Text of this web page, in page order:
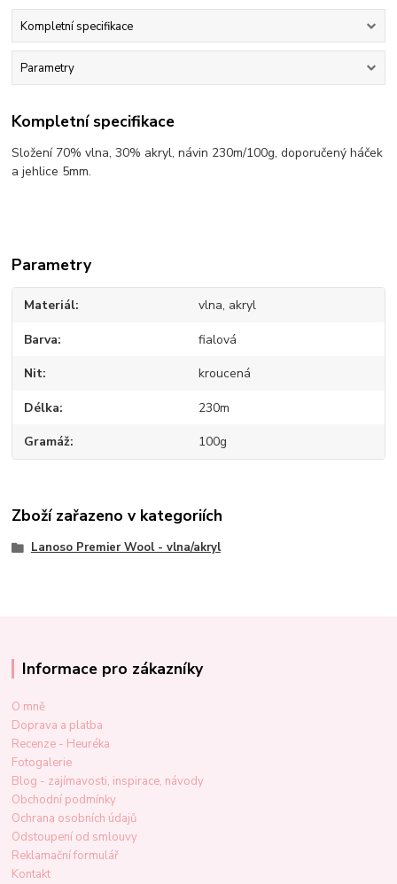
Kompletní specifikace
Parametry
Kompletní specifikace
Složení 70% vlna, 30% akryl, návin 230m/100g, doporučený háček
a jehlice 5mm.
Parametry
Materiál vlna, akryl
Barva fialová
Nit kroucená
Délka 230m
Gramáž 100g
Zboží zařazeno v kategoriích
Lanoso Premier Wool - vlna/akryl
Informace pro zákazníky
O mně
Doprava a platba
Recenze - Heuréka
Fotogalerie
Blog - zajímavosti, inspirace, návody
Obchodní podmínky
Ochrana osobních údajů
Odstoupení od smlouvy
Reklamační formulář
Kontakt